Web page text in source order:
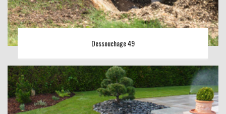
Dessouchage 49